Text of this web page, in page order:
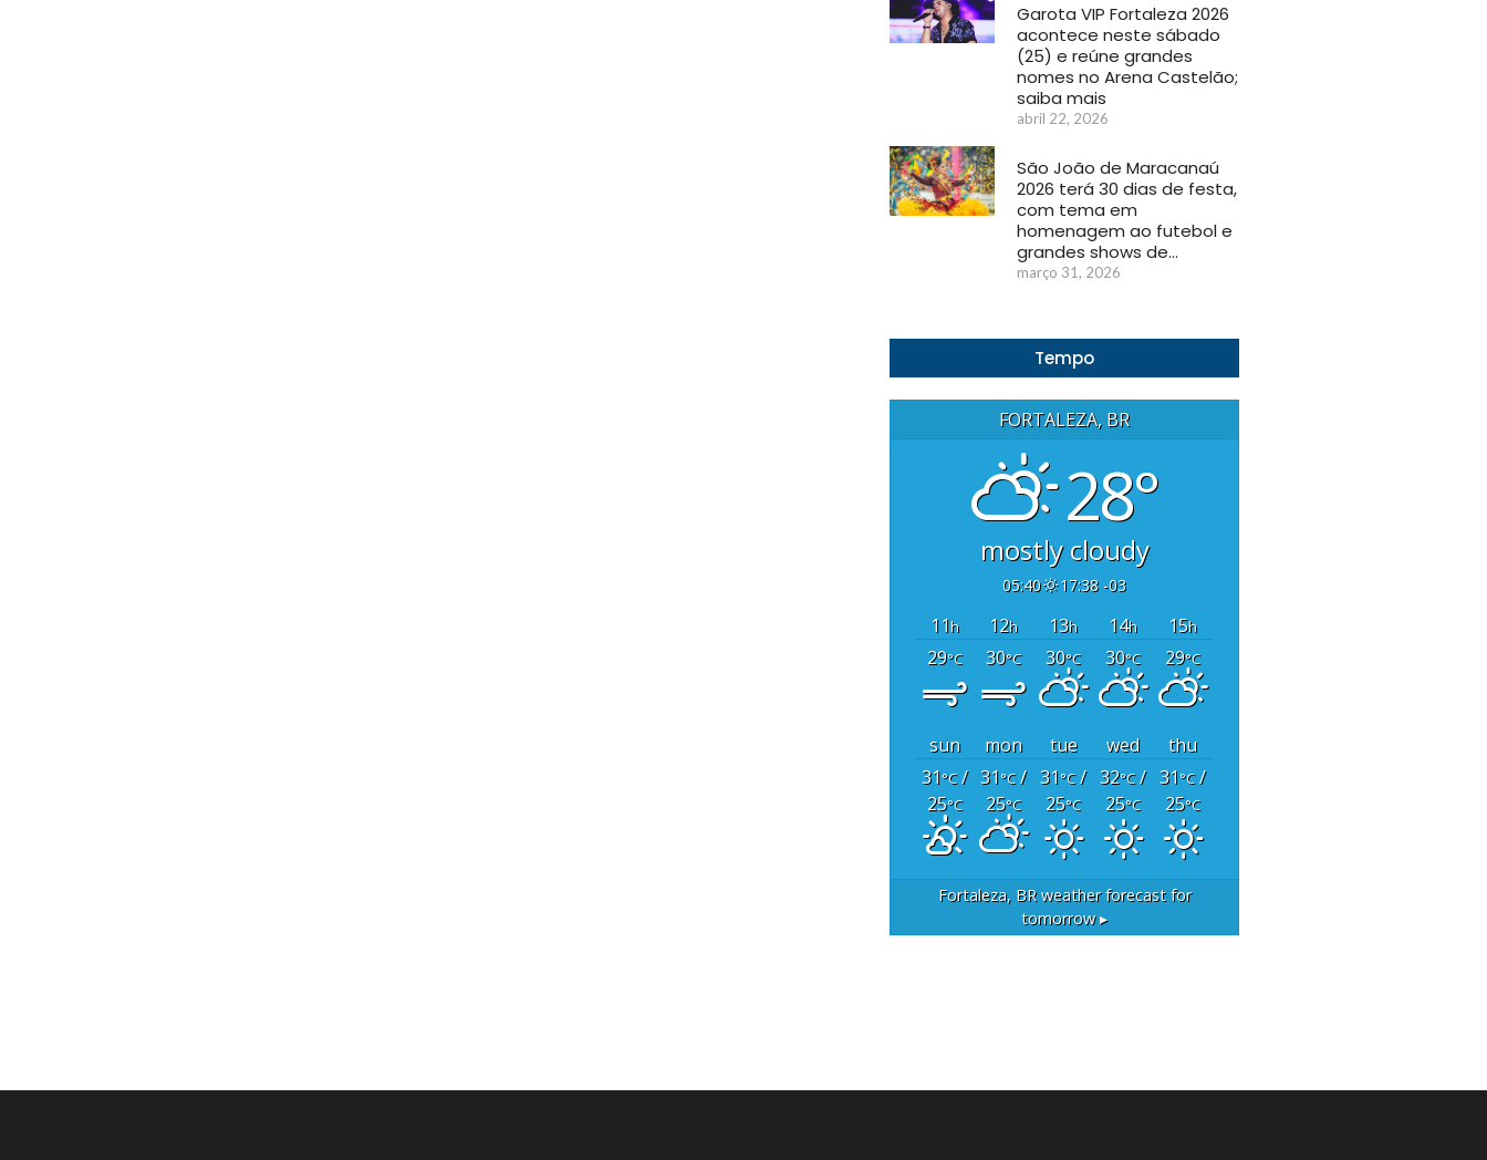
Garota VIP Fortaleza 2026
acontece neste sábado
(25) e reúne grandes
nomes no Arena Castelão;
saiba mais
abril 22, 2026
São João de Maracanaú
2026 terá 30 dias de festa,
com tema em
homenagem ao futebol e
grandes shows de…
março 31, 2026
Tempo
FORTALEZA, BR
28°
mostly cloudy
05:40 17:38 -03
11h 12h 13h 14h 15h
29°C 30°C 30°C 30°C 29°C
sun mon tue wed
thu
31°C/
25°C
31°C/
25°C
31°C/
25°C
32°C/
25°C
31°C/
25°C
Fortaleza, BRweather forecast for
tomorrow ▸